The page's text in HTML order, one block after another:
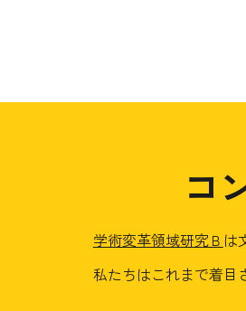
コ
学術変革領域研究Ｂ は
私たちはこれまで着目